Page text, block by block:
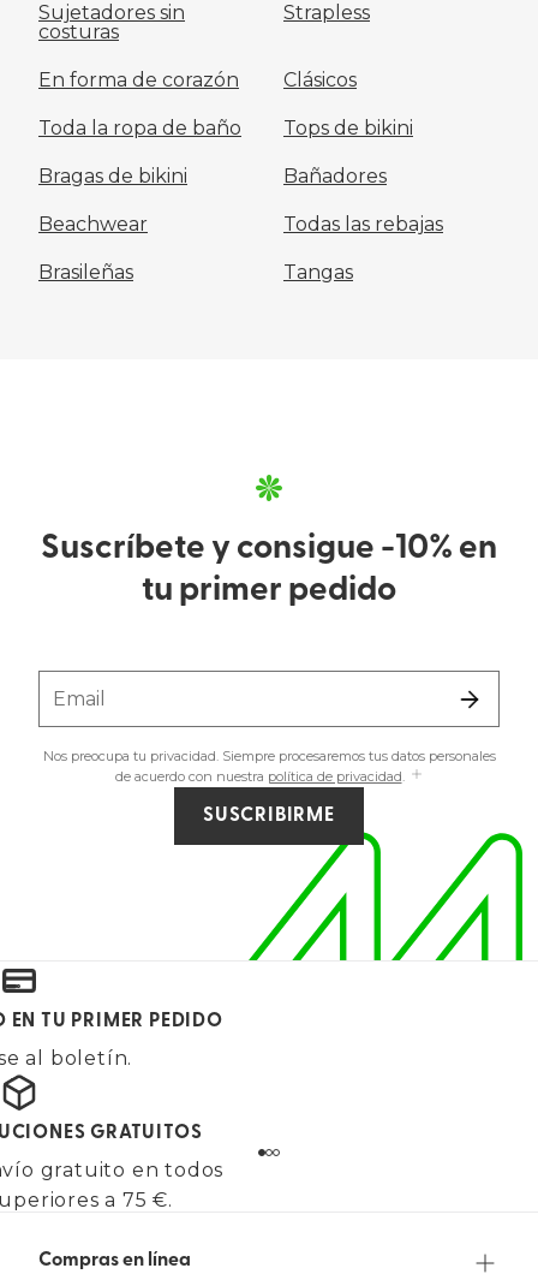
Sujetadores sin
costuras
Strapless
En forma de corazón Clásicos
Toda la ropa de baño Tops de bikini
Bragas de bikini Bañadores
Beachwear Todas las rebajas
Brasileñas Tangas
Suscríbete y consigue -10% en
tu primer pedido
Email
Nos preocupa tu privacidad. Siempre procesaremos tus datos personales
de acuerdo con nuestra política de privacidad.
SUSCRIBIRME
EN TU PRIMER PEDIDO
al boletín.
GRATUITOS
gratuito en todos
a 75 €.
Compras en línea